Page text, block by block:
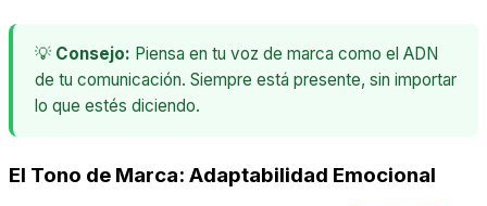
💡 Consejo: Piensa en tu voz de marca como el ADN
de tu comunicación. Siempre está presente, sin importar
lo que estés diciendo.
El Tono de Marca: Adaptabilidad Emocional